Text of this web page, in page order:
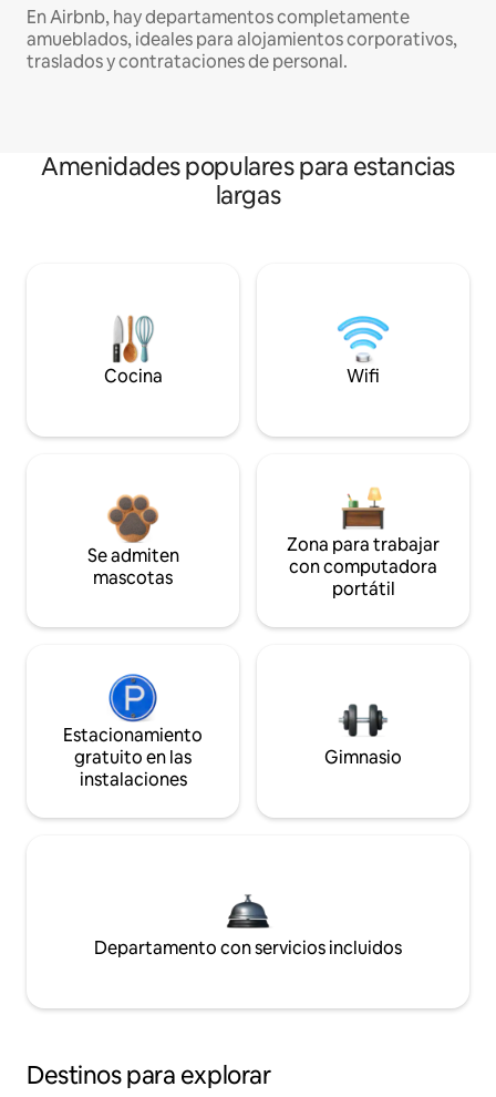
En Airbnb, hay departamentos completamente
amueblados, ideales para alojamientos corporativos,
traslados y contrataciones de personal.
Amenidades populares para estancias
largas
Cocina Wifi
Se admiten
mascotas
Zona para trabajar
con computadora
portátil
Estacionamiento
gratuito en las
instalaciones
Gimnasio
Departamento con servicios incluidos
Destinos para explorar